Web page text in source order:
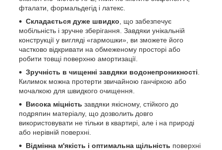
фталати, формальдегід і латекс.
Складається дуже швидко , що забезпечує
мобільність і зручне зберігання. Завдяки унікальній
конструкції у вигляді «гармошки», ви зможете його
частково відкривати на обмеженому просторі або
робити товщі поверхню амортизації.
Зручність в чищенні завдяки водонепроникності
Килимок можна протерти звичайною ганчіркою або
мочалкою для швидкого очищення.
Висока міцність завдяки якісному, стійкого до
подряпин матеріалу, що дозволить довго
використовувати не тільки в квартирі, але і на природі
або нерівній поверхні.
Відмінна м'якість і оптимальна щільність поверхні